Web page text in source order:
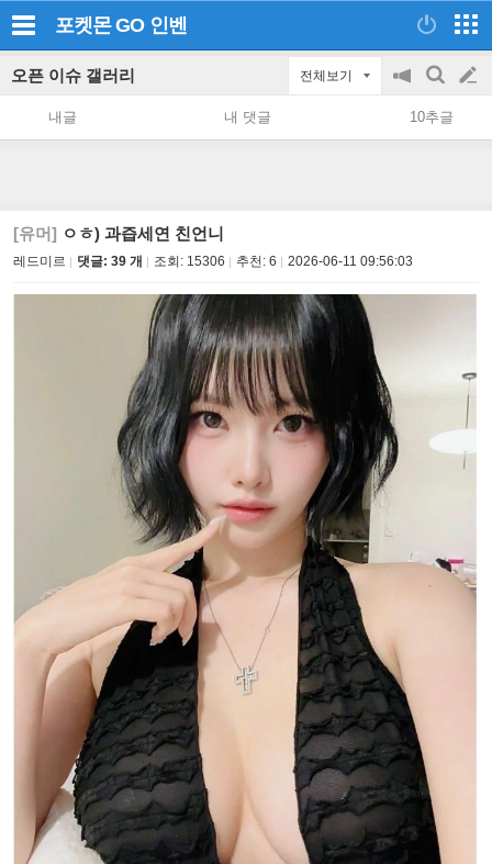
포켓몬 GO 인벤
오픈 이슈 갤러리 전체보기
공
지
on/off
검
색
글
쓰
내글 내 댓글 10추글
[유머] ㅇㅎ) 과즙세연 친언니
레드미르 댓글: 39 개 조회: 15306 추천: 6 2026-06-11 09:56:03